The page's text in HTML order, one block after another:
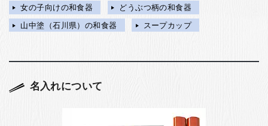
女の子向けの和食器
どうぶつ柄の和食器
山中塗（石川県）の和食器
スープカップ
名入れについて